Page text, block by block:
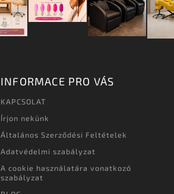
INFORMACE PRO VÁS
KAPCSOLAT
Írjon nekünk
Általános Szerződési Feltételek
Adatvédelmi szabályzat
A cookie használatára vonatkozó
szabályzat